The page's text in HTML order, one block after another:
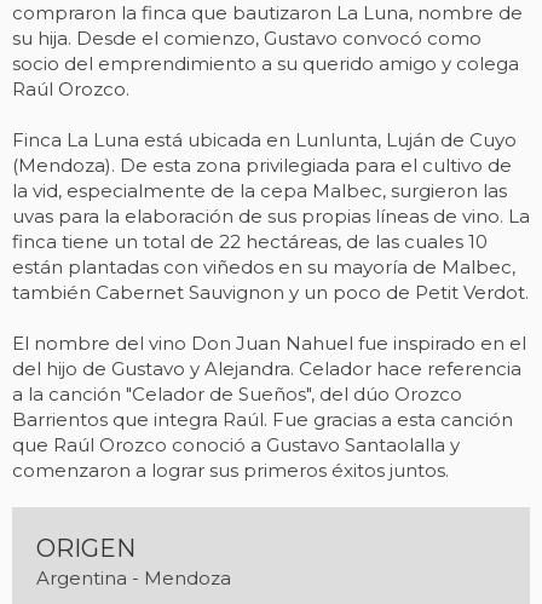
compraron la finca que bautizaron La Luna, nombre de
su hija. Desde el comienzo, Gustavo convocó como
socio del emprendimiento a su querido amigo y colega
Raúl Orozco.
Finca La Luna está ubicada en Lunlunta, Luján de Cuyo
(Mendoza). De esta zona privilegiada para el cultivo de
la vid, especialmente de la cepa Malbec, surgieron las
uvas para la elaboración de sus propias líneas de vino. La
finca tiene un total de 22 hectáreas, de las cuales 10
están plantadas con viñedos en su mayoría de Malbec,
también Cabernet Sauvignon y un poco de Petit Verdot.
El nombre del vino Don Juan Nahuel fue inspirado en el
del hijo de Gustavo y Alejandra. Celador hace referencia
a la canción "Celador de Sueños", del dúo Orozco
Barrientos que integra Raúl. Fue gracias a esta canción
que Raúl Orozco conoció a Gustavo Santaolalla y
comenzaron a lograr sus primeros éxitos juntos.
ORIGEN
Argentina - Mendoza